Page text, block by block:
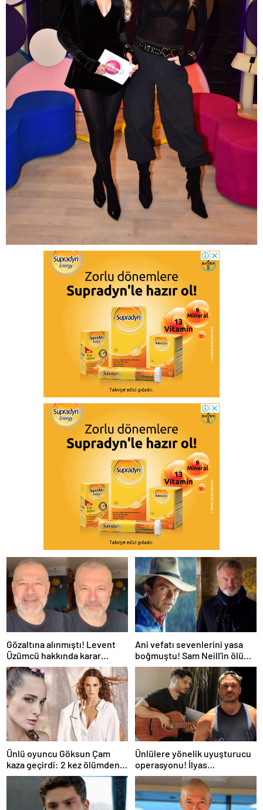
Gözaltına alınmıştı! Levent
Üzümcü hakkında karar
verildi
Ani vefatı sevenlerini yasa
boğmuştu! Sam Neill'in ölüm
nedeni belli oldu
Ünlü oyuncu Göksun Çam
kaza geçirdi: 2 kez ölümden
döndüm
Ünlülere yönelik uyuşturucu
operasyonu! İlyas
Yalçıntaş'tan ilk açıklama